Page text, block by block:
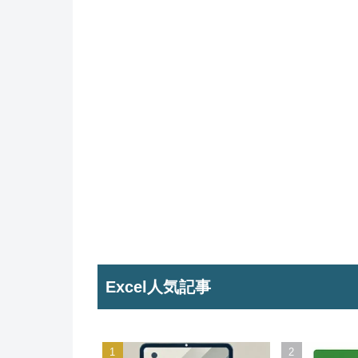
Excel人気記事